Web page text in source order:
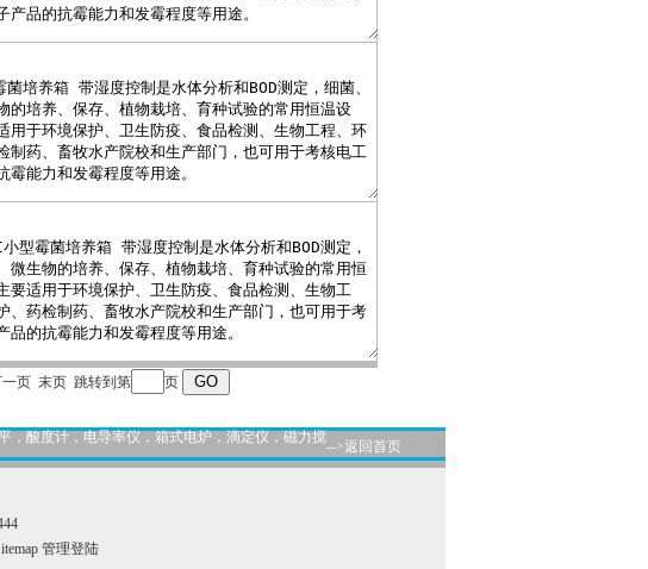
页 末页 跳转到第 页
，酸度计，电导率仪，箱式电炉，滴定仪，磁力搅
-->返回首页
管理登陆